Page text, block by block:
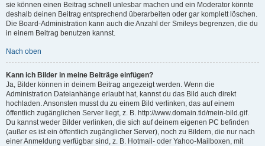
sie können einen Beitrag schnell unlesbar machen und ein Moderator könnte
deshalb deinen Beitrag entsprechend überarbeiten oder gar komplett löschen.
Die Board-Administration kann auch die Anzahl der Smileys begrenzen, die du
in einem Beitrag benutzen kannst.
Nach oben
Kann ich Bilder in meine Beiträge einfügen?
Ja, Bilder können in deinem Beitrag angezeigt werden. Wenn die
Administration Dateianhänge erlaubt hat, kannst du das Bild auch direkt
hochladen. Ansonsten musst du zu einem Bild verlinken, das auf einem
öffentlich zugänglichen Server liegt, z. B. http://www.domain.tld/mein-bild.gif.
Du kannst weder Bilder verlinken, die sich auf deinem eigenen PC befinden
(außer es ist ein öffentlich zugänglicher Server), noch zu Bildern, die nur nach
einer Anmeldung verfügbar sind, z. B. Hotmail- oder Yahoo-Mailboxen, mit